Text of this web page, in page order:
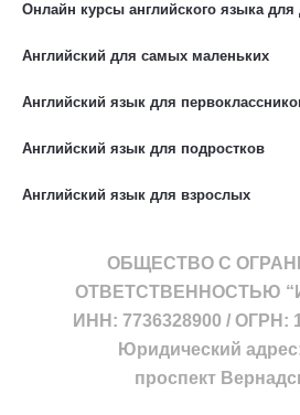
Онлайн курсы английского языка для
Английский для самых маленьких
Английский язык для
Английский язык для подростков
Английский язык для взрослых
ОБЩЕСТВО С
ОТВЕТСТВЕННОСТЬЮ
ИНН: 7736328900 / ОГРН:
Юридический
проспект